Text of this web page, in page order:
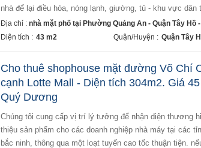
nhà để lại điều hòa, nóng lạnh, giường, tủ - khu vực dân
Địa chỉ : nhà mặt phố tại Phường Quảng An - Quận Tây Hồ
Diện tích : 43 m2 Quận/Huyện : Quận Tây
Cho thuê shophouse mặt đường Võ Chí
cạnh Lotte Mall - Diện tích 304m2. Giá
Quý Dương
chúng tôi cung cấp vị trí lý tưởng để nhận diện thương hiệu và mở văn phòng đại diện kèm showroom giới
thiệu sản phẩm cho các doanh nghiệp nhà máy tại các
bắc ninh, thông qua một loạt tuyến cao tốc thuận tiện.